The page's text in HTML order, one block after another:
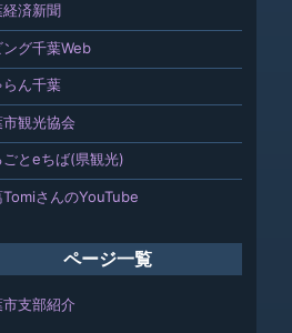
済新聞
ング千葉Web
らん千葉
観光協会
ごとeちば(県観光)
TomiさんのYouTube
ページ一覧
支部紹介